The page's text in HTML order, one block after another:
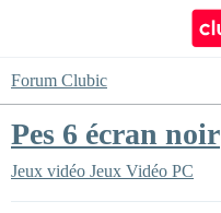
Forum Clubic
Pes 6 écran noir
Jeux vidéo Jeux Vidéo PC